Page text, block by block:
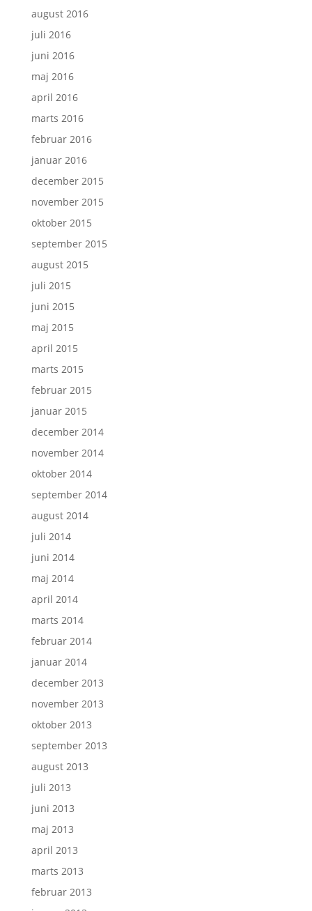
august 2016
juli 2016
juni 2016
maj 2016
april 2016
marts 2016
februar 2016
januar 2016
december 2015
november 2015
oktober 2015
september 2015
august 2015
juli 2015
juni 2015
maj 2015
april 2015
marts 2015
februar 2015
januar 2015
december 2014
november 2014
oktober 2014
september 2014
august 2014
juli 2014
juni 2014
maj 2014
april 2014
marts 2014
februar 2014
januar 2014
december 2013
november 2013
oktober 2013
september 2013
august 2013
juli 2013
juni 2013
maj 2013
april 2013
marts 2013
februar 2013